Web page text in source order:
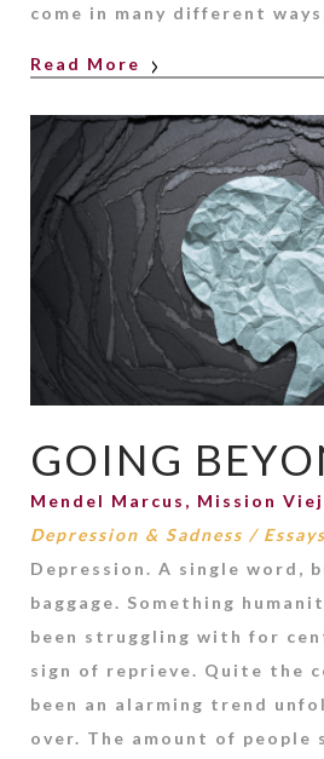
come in many different
Read More
GOING
Mendel Marcus, Mission
Depression & Sadness /
Depression. A single word,
baggage. Something
been struggling with for
sign of reprieve. Quite the
been an alarming trend
over. The amount of people